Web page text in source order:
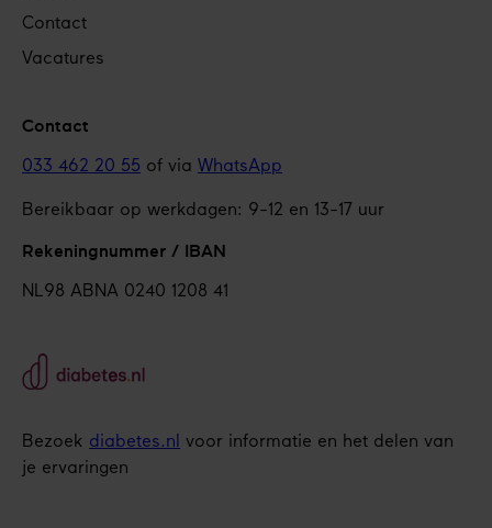
Contact
Vacatures
Contact
033 462 20 55 of via WhatsApp
Bereikbaar op werkdagen: 9-12 en 13-17 uur
Rekeningnummer / IBAN
NL98 ABNA 0240 1208 41
Bezoek diabetes.nl
voor informatie en het delen van
je ervaringen